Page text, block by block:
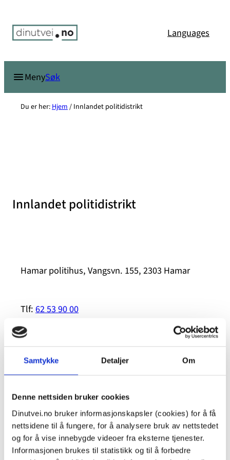
Samtykke Detaljer Om
Denne nettsiden bruker cookies
Dinutvei.no bruker informasjonskapsler (cookies) for å få
nettsidene til å fungere, for å analysere bruk av nettstedet
og for å vise innebygde videoer fra eksterne tjenester.
Informasjonen brukes til statistikk og til å forbedre
innhold
Languages
MenySøk
Du er her: Hjem / Innlandet politidistrikt
Innlandet politidistrikt
Hamar politihus, Vangsvn. 155, 2303 Hamar
Tlf:62 53 90 00
Relaterte saker